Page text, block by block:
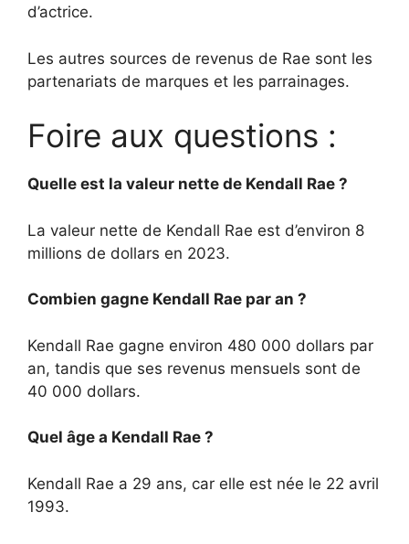
d’actrice.
Les autres sources de revenus de Rae sont les
partenariats de marques et les parrainages.
Foire aux questions :
Quelle est la valeur nette de Kendall Rae ?
La valeur nette de Kendall Rae est d’environ 8
millions de dollars en 2023.
Combien gagne Kendall Rae par an ?
Kendall Rae gagne environ 480 000 dollars par
an, tandis que ses revenus mensuels sont de
40 000 dollars.
Quel âge a Kendall Rae ?
Kendall Rae a 29 ans, car elle est née le 22 avril
1993.